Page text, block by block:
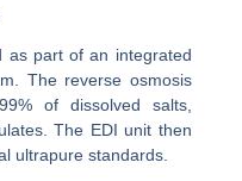
as part of an integrated
The reverse osmosis
of dissolved salts,
The EDI unit then
ultrapure standards.